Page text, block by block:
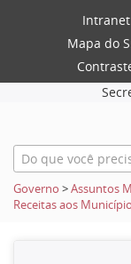
Intranet
Mapa do
Governo >Assuntos
Receitas aos